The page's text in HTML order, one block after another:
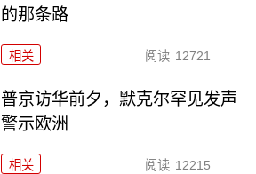
的那条路
相关 阅读 12721
普京访华前夕，默克尔罕见发声
警示欧洲
相关 阅读 12215